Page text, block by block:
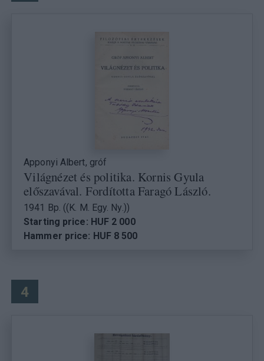
Apponyi Albert, gróf
Világnézet és politika. Kornis Gyula
előszavával. Fordította Faragó László.
1941 Bp. ((K. M. Egy. Ny.))
Starting price: HUF 2 000
Hammer price: HUF 8 500
4